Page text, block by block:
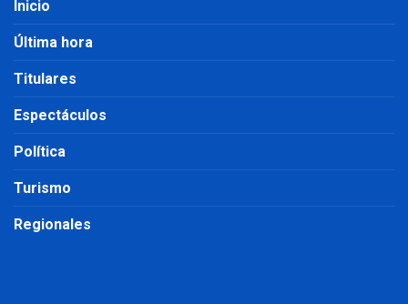
Inicio
Última hora
Titulares
Espectáculos
Política
Turismo
Regionales